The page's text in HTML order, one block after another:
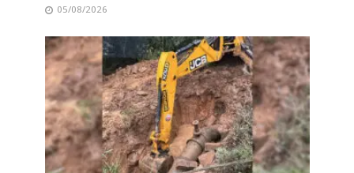
05/08/2026